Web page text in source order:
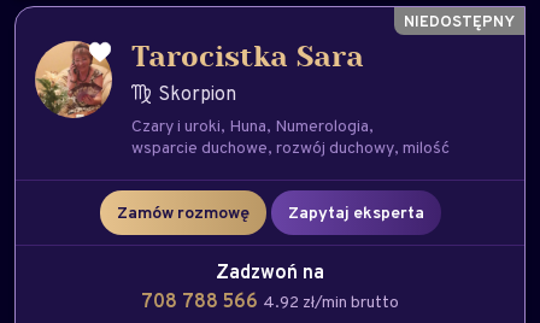
Tarocistka Sara
Skorpion
Czary i uroki Huna Numerologia
wsparcie duchowe rozwój duchowy milość
Zamów rozmowę Zapytaj eksperta
Zadzwoń na
708 788 566 4.92 zł/min brutto